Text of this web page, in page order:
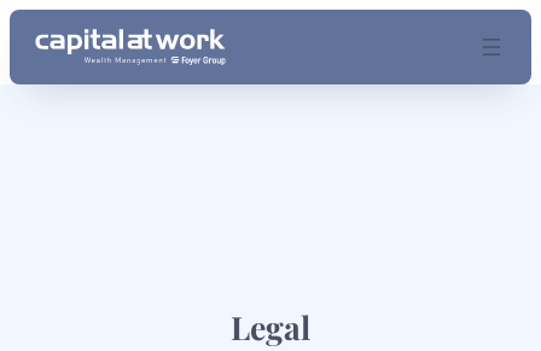
Ga
naar
de
Legal